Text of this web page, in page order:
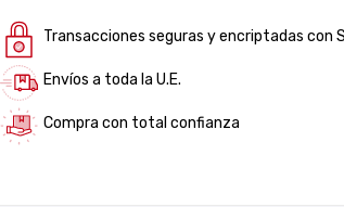
Transacciones seguras y encriptadas con
Envíos a toda la U.E.
Compra con total confianza